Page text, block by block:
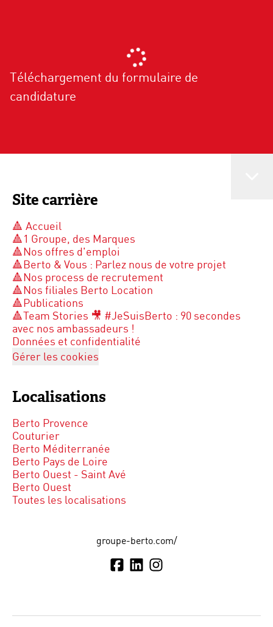
Téléchargement du formulaire de
candidature
Site carrière
🔺 Accueil
🔺1 Groupe, des Marques
🔺Nos offres d'emploi
🔺Berto & Vous : Parlez nous de votre projet
🔺Nos process de recrutement
🔺Nos filiales Berto Location
🔺Publications
🔺Team Stories 🎥 #JeSuisBerto : 90 secondes
avec nos ambassadeurs !
Données et confidentialité
Gérer les cookies
Localisations
Berto Provence
Couturier
Berto Méditerranée
Berto Pays de Loire
Berto Ouest - Saint Avé
Berto Ouest
Toutes les localisations
groupe-berto.com/